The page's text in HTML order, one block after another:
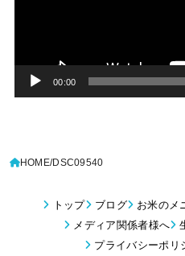
00:00
HOME DSC09540
トップ ブログ お米のメ
メディア関係者様へ
プライバシーポリ